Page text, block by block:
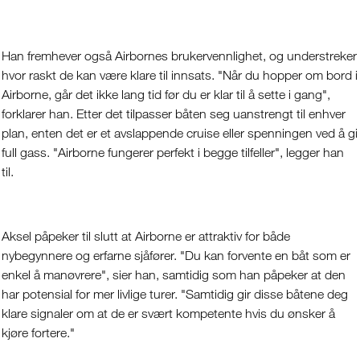
Han fremhever også Airbornes brukervennlighet, og understreker
hvor raskt de kan være klare til innsats. "Når du hopper om bord i
Airborne, går det ikke lang tid før du er klar til å sette i gang",
forklarer han. Etter det tilpasser båten seg uanstrengt til enhver
plan, enten det er et avslappende cruise eller spenningen ved å gi
full gass. "Airborne fungerer perfekt i begge tilfeller", legger han
til.
Aksel påpeker til slutt at Airborne er attraktiv for både
nybegynnere og erfarne sjåfører. "Du kan forvente en båt som er
enkel å manøvrere", sier han, samtidig som han påpeker at den
har potensial for mer livlige turer. "Samtidig gir disse båtene deg
klare signaler om at de er svært kompetente hvis du ønsker å
kjøre fortere."